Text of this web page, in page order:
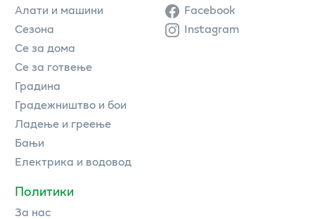
Алати и машини
Сезона
Се за дома
Се за готвење
Градина
Градежништво и бои
Ладење и греење
Бањи
Електрика и водовод
Политики
За нас
Facebook
Instagram